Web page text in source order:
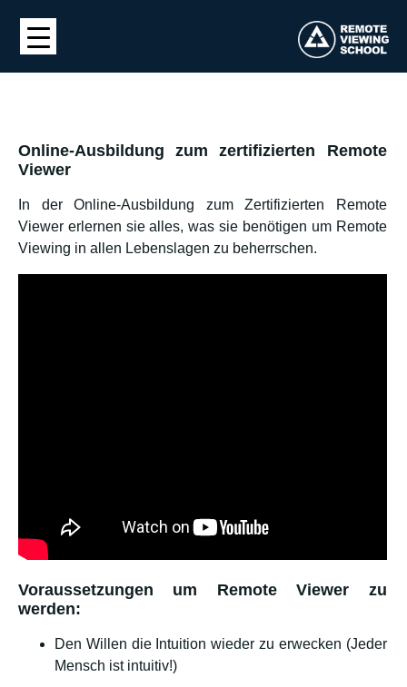
Online-Ausbildung zum zertifizierten Remote
Viewer
In der Online-Ausbildung zum Zertifizierten Remote
Viewer erlernen sie alles, was sie benötigen um Remote
Viewing in allen Lebenslagen zu beherrschen.
Voraussetzungen um Remote Viewer zu
werden:
Den Willen die Intuition wieder zu erwecken (Jeder
Mensch ist intuitiv!)